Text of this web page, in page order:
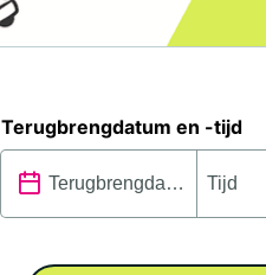
Terugbrengdatum en -tijd